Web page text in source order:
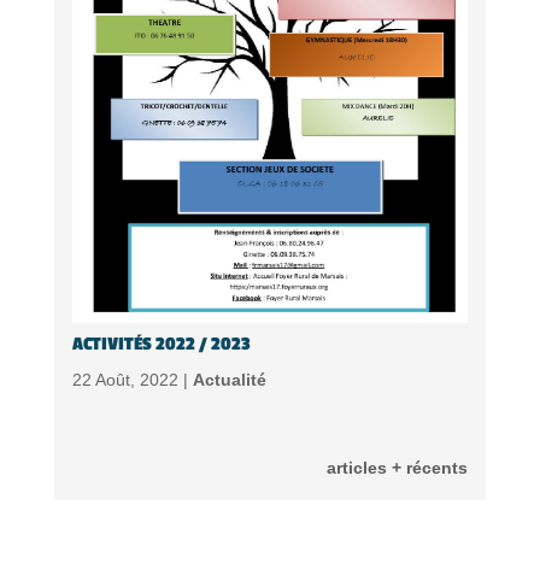
ACTIVITÉS 2022 / 2023
22 Août, 2022 | Actualité
articles + récents